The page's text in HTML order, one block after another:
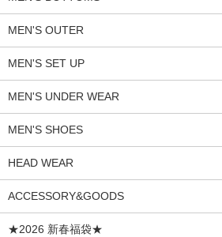
MEN'S OUTER
MEN'S SET UP
MEN'S UNDER WEAR
MEN'S SHOES
HEAD WEAR
ACCESSORY&GOODS
★2026 新春福袋★